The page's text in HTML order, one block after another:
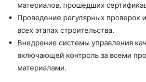
материалов, прошедших
Проведение регулярных проверок
всех этапах строительства.
Внедрение системы управления
включающей контроль за всеми
материалами.